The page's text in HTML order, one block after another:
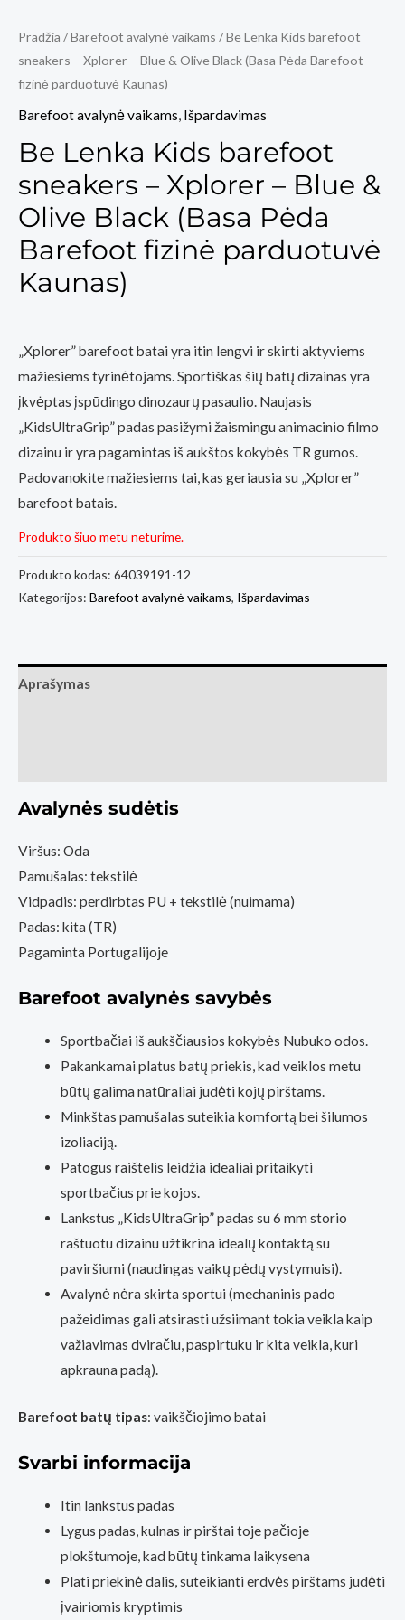
Pradžia /Barefoot avalynė vaikams / Be Lenka Kids barefoot
sneakers – Xplorer – Blue & Olive Black (Basa Pėda Barefoot
fizinė parduotuvė Kaunas)
Barefoot avalynė vaikams, Išpardavimas
Be Lenka Kids barefoot
sneakers – Xplorer – Blue &
Olive Black (Basa Pėda
Barefoot fizinė parduotuvė
Kaunas)
„Xplorer” barefoot batai yra itin lengvi ir skirti aktyviems
mažiesiems tyrinėtojams. Sportiškas šių batų dizainas yra
įkvėptas įspūdingo dinozaurų pasaulio. Naujasis
„KidsUltraGrip” padas pasižymi žaismingu animacinio filmo
dizainu ir yra pagamintas iš aukštos kokybės TR gumos.
Padovanokite mažiesiems tai, kas geriausia su „Xplorer”
barefoot batais.
Produkto šiuo metu neturime.
Produkto kodas: 64039191-12
Kategorijos: Barefoot avalynė vaikams, Išpardavimas
Aprašymas
Avalynės sudėtis
Viršus: Oda
Pamušalas: tekstilė
Vidpadis: perdirbtas PU + tekstilė (nuimama)
Padas: kita (TR)
Pagaminta Portugalijoje
Barefoot avalynės savybės
Sportbačiai iš aukščiausios kokybės Nubuko odos.
Pakankamai platus batų priekis, kad veiklos metu
būtų galima natūraliai judėti kojų pirštams.
Minkštas pamušalas suteikia komfortą bei šilumos
izoliaciją.
Patogus raištelis leidžia idealiai pritaikyti
sportbačius prie kojos.
Lankstus „KidsUltraGrip” padas su 6 mm storio
raštuotu dizainu užtikrina idealų kontaktą su
paviršiumi (naudingas vaikų pėdų vystymuisi).
Avalynė nėra skirta sportui (mechaninis pado
pažeidimas gali atsirasti užsiimant tokia veikla kaip
važiavimas dviračiu, paspirtuku ir kita veikla, kuri
apkrauna padą).
Barefoot batų tipas: vaikščiojimo batai
Svarbi informacija
Itin lankstus padas
Lygus padas, kulnas ir pirštai toje pačioje
plokštumoje, kad būtų tinkama laikysena
Plati priekinė dalis, suteikianti erdvės pirštams judėti
įvairiomis kryptimis